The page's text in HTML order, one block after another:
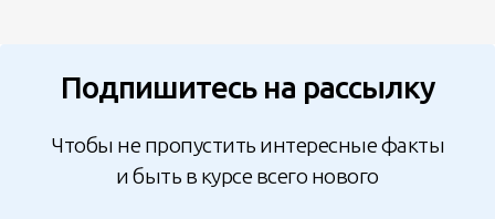
Подпишитесь на рассылку
Чтобы не пропустить интересные факты
и быть в курсе всего нового